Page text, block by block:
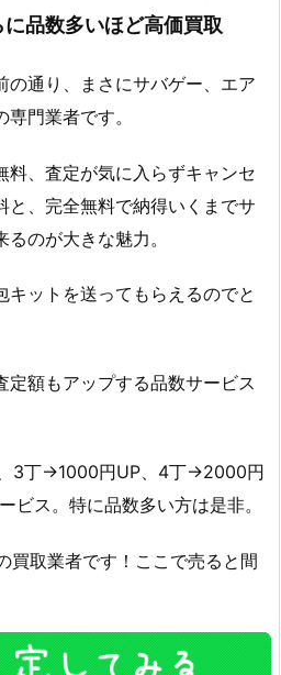
品数多いほど高価買取
の通り、まさにサバゲー、エア
門業者です。
料、査定が気に入らずキャンセ
と、完全無料で納得いくまでサ
のが大きな魅力。
ットを送ってもらえるのでと
定額もアップする品数サービス
3丁→1000円UP、4丁→2000円
ビス。特に品数多い方は是非。
買取業者です！ここで売ると間